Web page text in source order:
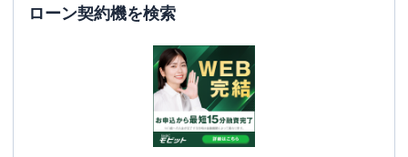
ローン契約機を検索